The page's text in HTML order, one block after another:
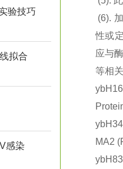
验技巧
拟合
感染
(6).
性或
应与
等相
MA2